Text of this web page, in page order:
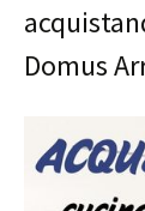
Domus